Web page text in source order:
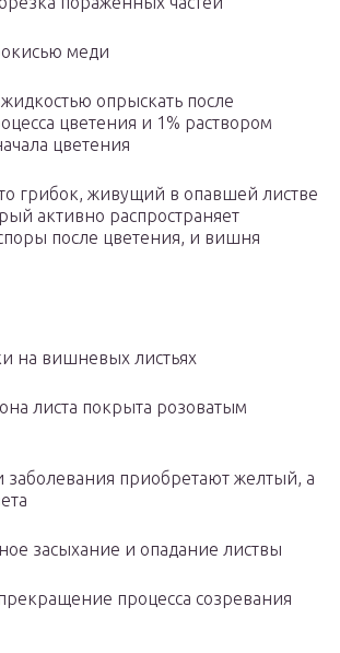
меди
опрыскать после
цветения и 1% раствором
цветения
грибок, живущий в опавшей листве
активно распространяет
после цветения, и вишня
на вишневых листьях
листа покрыта розоватым
заболевания приобретают желтый, а
засыхание и опадание листвы
процесса созревания